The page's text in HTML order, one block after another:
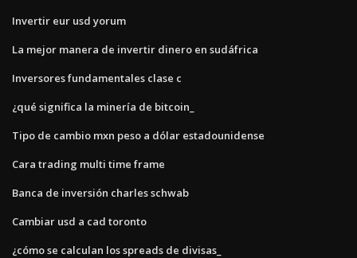
Invertir eur usd yorum
La mejor manera de invertir dinero en sudáfrica
Inversores fundamentales clase c
¿qué significa la minería de bitcoin_
Tipo de cambio mxn peso a dólar estadounidense
Cara trading multi time frame
Banca de inversión charles schwab
Cambiar usd a cad toronto
¿cómo se calculan los spreads de divisas_